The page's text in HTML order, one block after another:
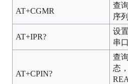
AT+CGMR
查
序
AT+IPR?
设
串
AT+CPIN?
查
态